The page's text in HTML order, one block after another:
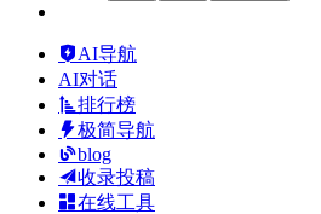
AI导航
AI对话
排行榜
极简导航
blog
收录投稿
在线工具